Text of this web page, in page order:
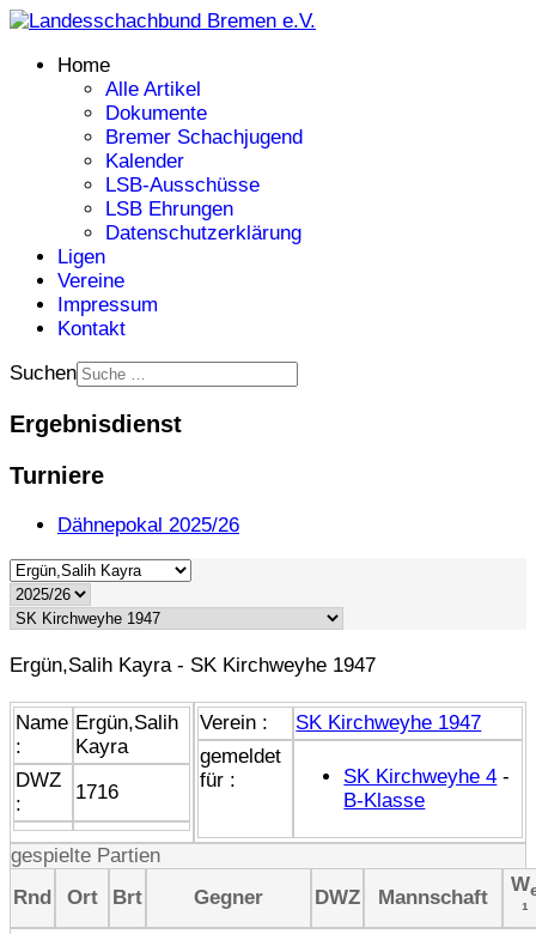
Home
Alle Artikel
Dokumente
Bremer Schachjugend
Kalender
LSB-Ausschüsse
LSB Ehrungen
Datenschutzerklärung
Ligen
Vereine
Impressum
Kontakt
Suchen
Ergebnisdienst
Turniere
Dähnepokal 2025/26
Ergün,Salih Kayra - SK Kirchweyhe 1947
Name
:
Ergün,Salih
Kayra
DWZ
:
1716
Verein :
SK Kirchweyhe 1947
gemeldet
für :
SK Kirchweyhe 4 -
B-Klasse
gespielte Partien
Rnd
Ort Brt Gegner DWZ Mannschaft
W
¹